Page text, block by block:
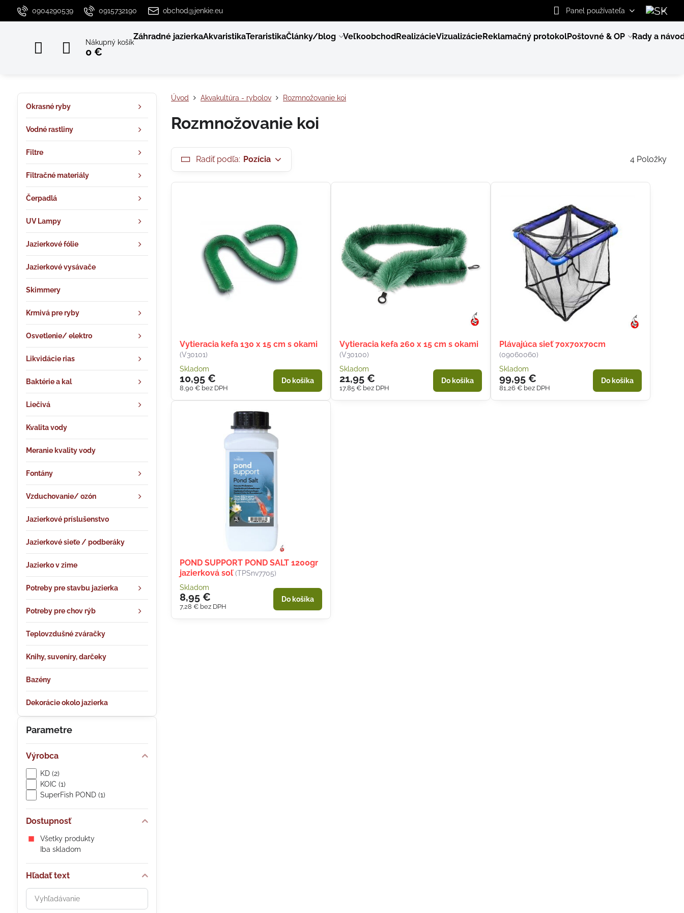
0904290539 0915732190 obchod@jenkie.eu Panel používateľa
Nákupný košík
0 €
Záhradné jazierkaAkvaristikaTeraristikaČlánky/blog VeľkoobchodRealizácieVizualizácieReklamačný protokolPoštovné & OP Rady a
Úvod Akvakultúra - rybolov Rozmnožovanie koi
Rozmnožovanie koi
Radiť podľa: Pozícia 4 Položky
Vytieracia kefa 130 x 15 cm s okami
(V30101)
Skladom
10,95 €
8,90 € bez DPH
Do košíka
Vytieracia kefa 260 x 15 cm s okami
(V30100)
Skladom
21,95 €
17,85 € bez DPH
Do košíka
Plávajúca sieť 70x70x70cm
(09060060)
Skladom
99,95 €
81,26 € bez DPH
Do košíka
POND SUPPORT POND SALT 1200gr
jazierková soľ (TPSnv7705)
Skladom
8,95 €
7,28 € bez DPH
Do košíka
Parametre
Výrobca
KD (2)
KOIC (1)
SuperFish POND (1)
Dostupnosť
Všetky produkty
Iba skladom
Hľadať text
Prehľadať
výsledky
Okrasné ryby
Vodné rastliny
Filtre
Filtračné materiály
Čerpadlá
UV Lampy
Jazierkové fólie
Jazierkové vysávače
Skimmery
Krmivá pre ryby
Osvetlenie/ elektro
Likvidácie rias
Baktérie a kal
Liečivá
Kvalita vody
Meranie kvality vody
Fontány
Vzduchovanie/ ozón
Jazierkové príslušenstvo
Jazierkové sieťe / podberáky
Jazierko v zime
Potreby pre stavbu jazierka
Potreby pre chov rýb
Teplovzdušné zváračky
Knihy, suveníry, darčeky
Bazény
Dekorácie okolo jazierka